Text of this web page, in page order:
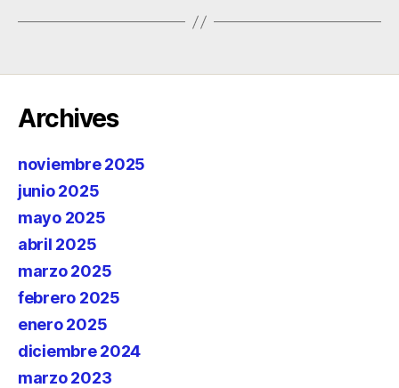
Archives
noviembre 2025
junio 2025
mayo 2025
abril 2025
marzo 2025
febrero 2025
enero 2025
diciembre 2024
marzo 2023